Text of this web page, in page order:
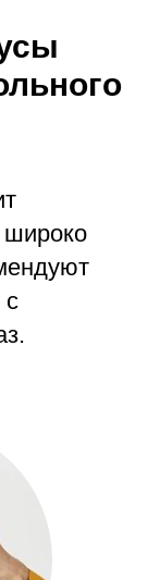
широко
с